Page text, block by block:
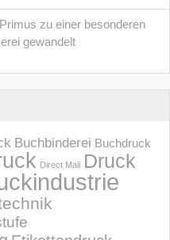
zu einer besonderen
gewandelt
Buchbinderei Buchdruck
Direct Mail Druck